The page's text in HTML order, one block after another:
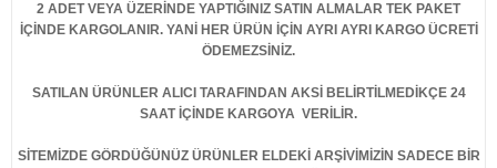
2 ADET VEYA ÜZERİNDE YAPTIĞINIZ SATIN ALMALAR TEK PAKET
İÇİNDE KARGOLANIR. YANİ HER ÜRÜN İÇİN AYRI AYRI KARGO ÜCRETİ
ÖDEMEZSİNİZ.
SATILAN ÜRÜNLER ALICI TARAFINDAN AKSİ BELİRTİLMEDİKÇE 24
SAAT İÇİNDE KARGOYA VERİLİR.
SİTEMİZDE GÖRDÜĞÜNÜZ ÜRÜNLER ELDEKİ ARŞİVİMİZİN SADECE BİR